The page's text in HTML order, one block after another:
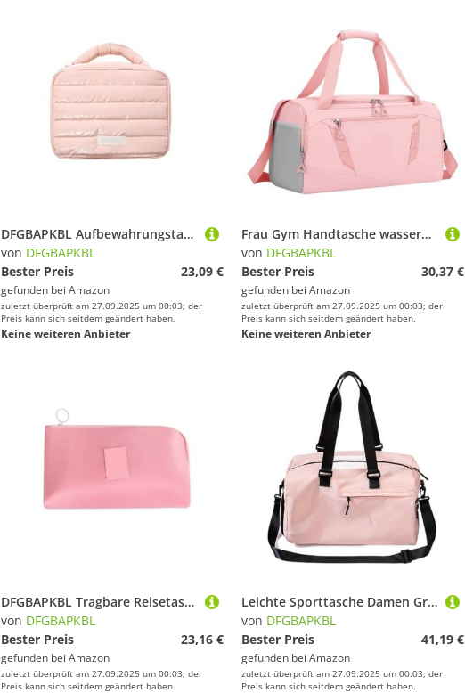
DFGBAPKBL Aufbewahrungstasche for Digitale Pakete und Datenkabel, Reise-Aufbewahrungstaschen mit großer Kapazität Zur Aufbewahrung von Datenkabeln(Pink)
von DFGBAPKBL
Bester Preis
23,09 €
gefunden bei Amazon
zuletzt überprüft am 27.09.2025 um 00:03; der
Preis kann sich seitdem geändert haben.
Keine weiteren Anbieter
Frau Gym Handtasche wasserdichte Fitness Training Tasche Trocken Nass Schwimmen Tote Für Fitness(Pink)
von DFGBAPKBL
Bester Preis
30,37 €
gefunden bei Amazon
zuletzt überprüft am 27.09.2025 um 00:03; der
Preis kann sich seitdem geändert haben.
Keine weiteren Anbieter
DFGBAPKBL Tragbare Reisetasche for elektronische Datenkabel, Digitale Tasche, multifunktionale wasserdichte Aufbewahrungstaschen Zur Aufbewahrung von Datenkabeln(Pink)
von DFGBAPKBL
Bester Preis
23,16 €
gefunden bei Amazon
zuletzt überprüft am 27.09.2025 um 00:03; der
Preis kann sich seitdem geändert haben.
Leichte Sporttasche Damen Große Kapazität Reise Handtasche Sport Crossbody Für Fitness(Pink)
von DFGBAPKBL
Bester Preis
41,19 €
gefunden bei Amazon
zuletzt überprüft am 27.09.2025 um 00:03; der
Preis kann sich seitdem geändert haben.